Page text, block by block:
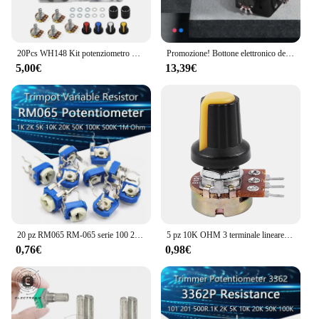
5,00€
Promozione! Bottone elettronico del potenziometro del Joystick di 4 assi per il regolatore JH-D400B-M4 10K 4D con cavo per l'industriale
13,39€
0,76€
5 pz 10K OHM 3 terminale lineare conico rotativo Audio B tipo potenziometro
0,98€